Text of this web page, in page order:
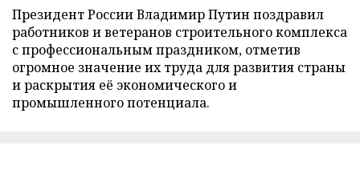
Президент России Владимир Путин поздравил
работников и ветеранов строительного комплекса
с профессиональным праздником, отметив
огромное значение их труда для развития страны
и раскрытия её экономического и
промышленного потенциала.